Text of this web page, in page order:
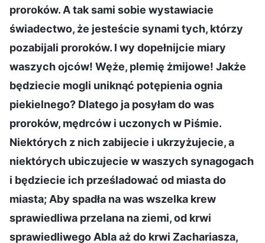
proroków. A tak sami sobie wystawiacie
świadectwo, że jesteście synami tych, którzy
pozabijali proroków. I wy dopełnijcie miary
waszych ojców! Węże, plemię żmijowe! Jakże
będziecie mogli uniknąć potępienia ognia
piekielnego? Dlatego ja posyłam do was
proroków, mędrców i uczonych w Piśmie.
Niektórych z nich zabijecie i ukrzyżujecie, a
niektórych ubiczujecie w waszych synagogach
i będziecie ich prześladować od miasta do
miasta; Aby spadła na was wszelka krew
sprawiedliwa przelana na ziemi, od krwi
sprawiedliwego Abla aż do krwi Zachariasza,